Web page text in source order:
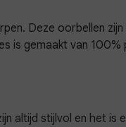
Deze oorbellen
is gemaakt van
altijd stijlvol en het